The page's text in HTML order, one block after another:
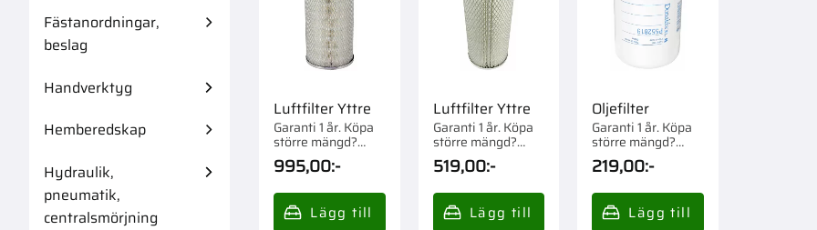
Luftfilter Yttre
Garanti 1 år. Köpa
större mängd?
Förpackad om 1 st.
995,00:-
Luftfilter Yttre
Garanti 1 år. Köpa
större mängd?
Förpackad om 1 st.
519,00:-
Oljefilter
Garanti 1 år. Köpa
större mängd?
Förpackad om 1/6
st.
219,00:-
Fästanordningar,
beslag
Handverktyg
Hemberedskap
Hydraulik,
pneumatik,
centralsmörjning